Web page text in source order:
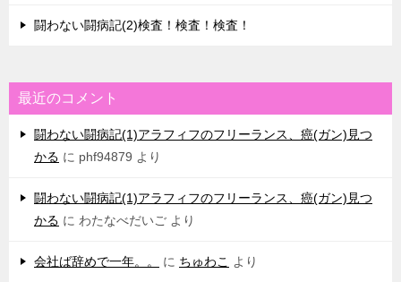
闘わない闘病記(2)検査！検査！検査！
最近のコメント
闘わない闘病記(1)アラフィフのフリーランス、癌(ガン)見つ
かる に phf94879 より
闘わない闘病記(1)アラフィフのフリーランス、癌(ガン)見つ
かる に わたなべだいご より
会社ば辞めで一年。。 に ちゅわこ より